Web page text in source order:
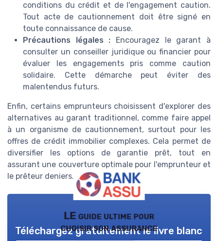
conditions du crédit et de l'engagement caution.
Tout acte de cautionnement doit être signé en
toute connaissance de cause.
Précautions légales : Encouragez le garant à
consulter un conseiller juridique ou financier pour
évaluer les engagements pris comme caution
solidaire. Cette démarche peut éviter des
malentendus futurs.
Enfin, certains emprunteurs choisissent d'explorer des
alternatives au garant traditionnel, comme faire appel
à un organisme de cautionnement, surtout pour les
offres de crédit immobilier complexes. Cela permet de
diversifier les options de garantie prêt, tout en
assurant une couverture optimale pour l'emprunteur et
le prêteur deniers.
LE guide ultime pour
choisir son assurance
Téléchargez gratuitement le livre blanc